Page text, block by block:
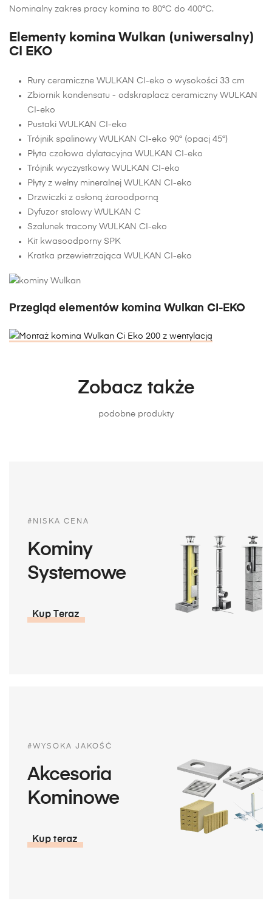
Nominalny zakres pracy komina to 80°C do 400°C.
Elementy komina Wulkan (uniwersalny)
CI EKO
Rury ceramiczne WULKAN CI-eko o wysokości 33 cm
Zbiornik kondensatu - odskraplacz ceramiczny WULKAN
CI-eko
Pustaki WULKAN CI-eko
Trójnik spalinowy WULKAN CI-eko 90° (opacj 45°)
Płyta czołowa dylatacyjna WULKAN CI-eko
Trójnik wyczystkowy WULKAN CI-eko
Płyty z wełny mineralnej WULKAN CI-eko
Drzwiczki z osłoną żaroodporną
Dyfuzor stalowy WULKAN C
Szalunek tracony WULKAN CI-eko
Kit kwasoodporny SPK
Kratka przewietrzająca WULKAN CI-eko
Przegląd elementów komina Wulkan CI-EKO
Zobacz także
podobne produkty
#NISKA CENA
Kominy
Systemowe
Kup Teraz
#WYSOKA JAKOŚĆ
Akcesoria
Kominowe
Kup teraz